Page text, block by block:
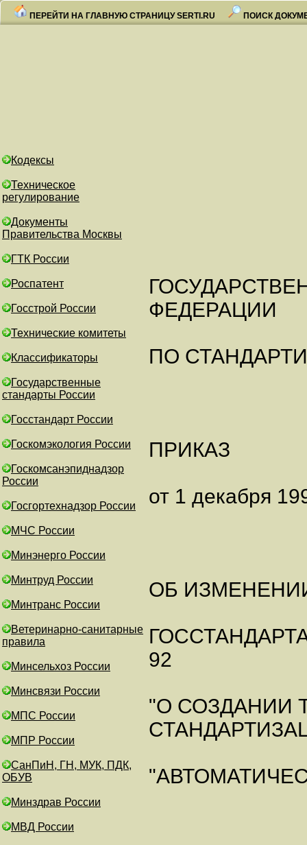
ПЕРЕЙТИ НА ГЛАВНУЮ СТРАНИЦУ SERTI.RU ПОИСК
Кодексы
Техническое
регулирование
Документы
Правительства Москвы
ГТК России
Роспатент
Госстрой России
Технические комитеты
Классификаторы
Государственные
стандарты России
Госстандарт России
Госкомэкология России
Госкомсанэпиднадзор
России
Госгортехнадзор России
МЧС России
Минэнерго России
Минтруд России
Минтранс России
Ветеринарно-санитарные
правила
Минсельхоз России
Минсвязи России
МПС России
МПР России
СанПиН, ГН, МУК, ПДК,
ОБУВ
Минздрав России
МВД России
ФЕДЕРАЦИИ
ПО
ПРИКАЗ
от 1 декабря
ОБ
92
"О СОЗДАНИИ